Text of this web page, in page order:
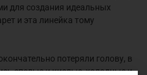
для создания идеальных
и эта линейка тому
потеряли голову, в
спелые и кислые, холодные и